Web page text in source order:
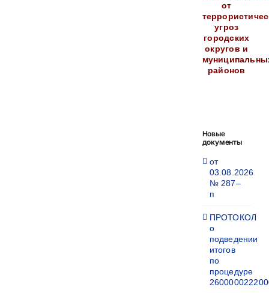
от
угроз
городских
округов и
районов
Новые
документы
от
03.08.2026
№ 287–
п
ПРОТОКОЛ
о
подведении
итогов
по
процедуре